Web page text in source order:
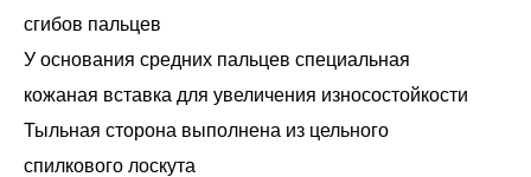
сгибов пальцев
У основания средних пальцев специальная
кожаная вставка для увеличения износостойкости
Тыльная сторона выполнена из цельного
спилкового лоскута